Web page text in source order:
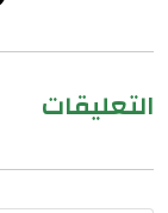
التعليقات